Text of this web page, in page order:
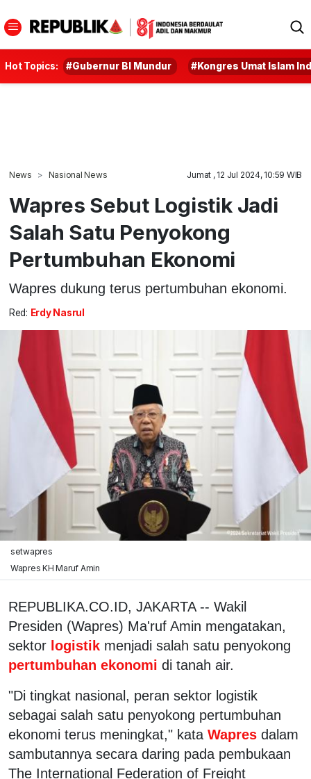
Hot Topics: #Gubernur BI Mundur #Kongres Umat Islam
News Nasional News Jumat , 12 Jul 2024, 10:59 WIB
Wapres Sebut Logistik Jadi
Salah Satu Penyokong
Pertumbuhan Ekonomi
Wapres dukung terus pertumbuhan ekonomi.
Red: Erdy Nasrul
setwapres
Wapres KH Maruf Amin
REPUBLIKA.CO.ID, JAKARTA -- Wakil
Presiden (Wapres) Ma'ruf Amin mengatakan,
sektor logistik menjadi salah satu penyokong
pertumbuhan ekonomi di tanah air.
"Di tingkat nasional, peran sektor logistik
sebagai salah satu penyokong pertumbuhan
ekonomi terus meningkat," kata Wapres dalam
sambutannya secara daring pada pembukaan
The International Federation of Freight